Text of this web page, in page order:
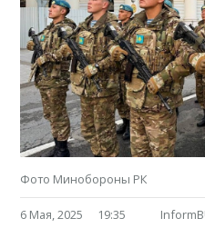
Фото Минобороны РК
6 Мая, 2025 19:35